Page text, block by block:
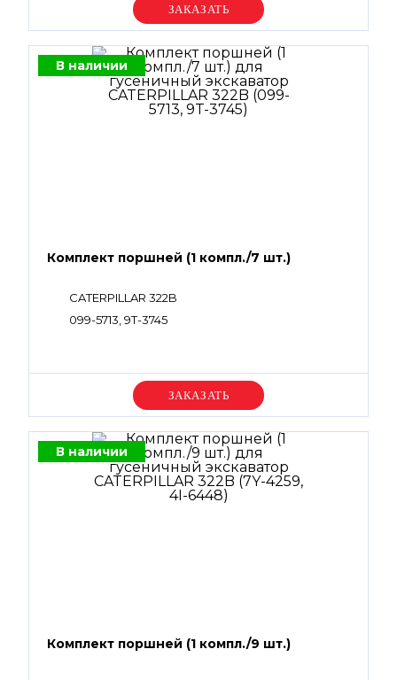
Уточняйте цену
В наличии
Комплект поршней (1 компл./7 шт.)
CATERPILLAR 322B
099-5713, 9T-3745
Уточняйте цену
В наличии
Комплект поршней (1 компл./9 шт.)